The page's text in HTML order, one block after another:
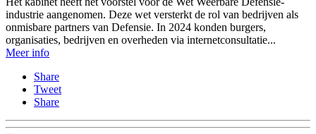
industrie aangenomen. Deze wet versterkt de rol van bedrijven als
onmisbare partners van Defensie. In 2024 konden burgers,
organisaties, bedrijven en overheden via internetconsultatie...
Meer info
Share
Tweet
Share